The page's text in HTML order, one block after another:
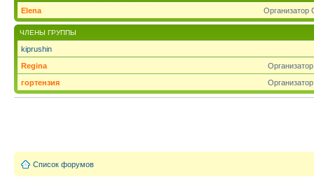
Организатор
Elena
ЧЛЕНЫ ГРУППЫ
kiprushin
Regina
гортензия
Список форумов